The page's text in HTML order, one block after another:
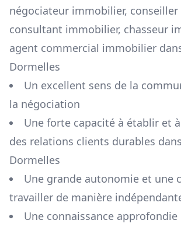
négociateur immobilier,
consultant immobilier, chasseur
agent commercial immobilier
Dormelles
Un excellent sens de la
la négociation
Une forte capacité à établir et
des relations clients durables
Dormelles
Une grande autonomie et une
travailler de manière
Une connaissance